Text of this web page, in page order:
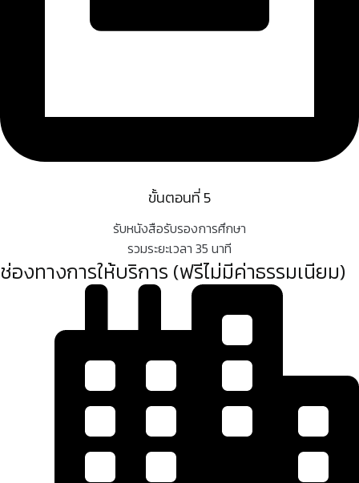
ขั้นตอนที่ 5
รับหนังสือรับรองการศึกษา
รวมระยะเวลา 35 นาที
ช่องทางการให้บริการ (ฟรีไม่มีค่าธรรมเนียม)